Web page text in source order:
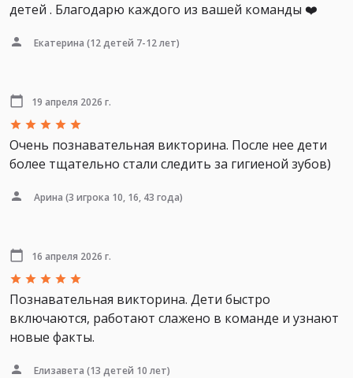
детей . Благодарю каждого из вашей команды ❤️
Екатерина (12 детей 7-12 лет)
19 апреля 2026 г.
Очень познавательная викторина. После нее дети
более тщательно стали следить за гигиеной зубов)
Арина (3 игрока 10, 16, 43 года)
16 апреля 2026 г.
Познавательная викторина. Дети быстро
включаются, работают слажено в команде и узнают
новые факты.
Елизавета (13 детей 10 лет)